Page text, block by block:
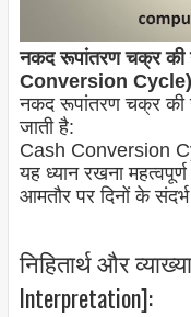
नकद रूपांतरण चक्र
Conversion
नकद रूपांतरण चक्र की
जाती है:
Cash Conversion
यह ध्यान रखना
आमतौर पर दिनों के
निहितार्थ और
Interpretation]: